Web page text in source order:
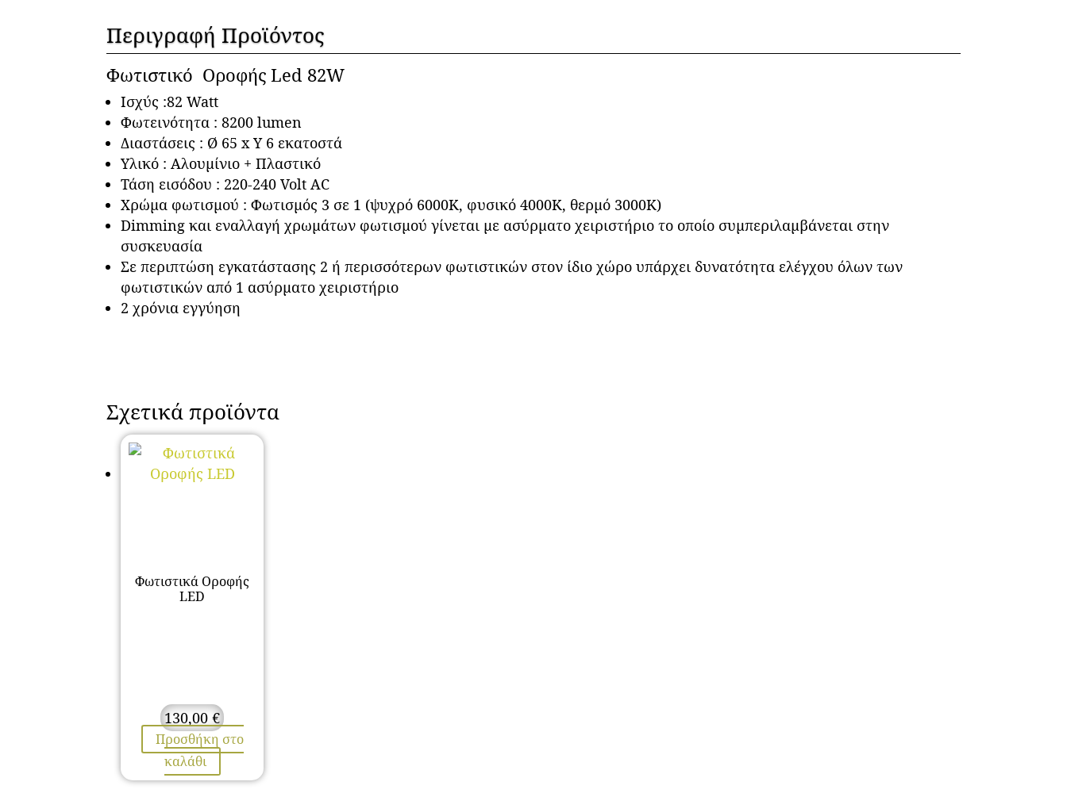
Περιγραφή Προϊόντος
Φωτιστικό Οροφής Led 82W
Ισχύς :82 Watt
Φωτεινότητα : 8200 lumen
Διαστάσεις : Ø 65 x Υ 6 εκατοστά
Υλικό : Αλουμίνιο + Πλαστικό
Τάση εισόδου : 220-240 Volt AC
Χρώμα φωτισμού : Φωτισμός 3 σε 1 (ψυχρό 6000Κ, φυσικό 4000Κ, θερμό 3000Κ)
Dimming και εναλλαγή χρωμάτων φωτισμού γίνεται με ασύρματο χειριστήριο το οποίο συμπεριλαμβάνεται στην
συσκευασία
Σε περιπτώση εγκατάστασης 2 ή περισσότερων φωτιστικών στον ίδιο χώρο υπάρχει δυνατότητα ελέγχου όλων των
φωτιστικών από 1 ασύρματο χειριστήριο
2 χρόνια εγγύηση
Σχετικά προϊόντα
Φωτιστικά Οροφής
LED
130,00 €
Προσθήκη στο
καλάθι